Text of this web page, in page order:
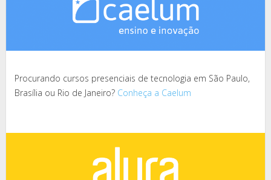
Procurando cursos presenciais de tecnologia em São Paulo,
Brasília ou Rio de Janeiro? Conheça a Caelum